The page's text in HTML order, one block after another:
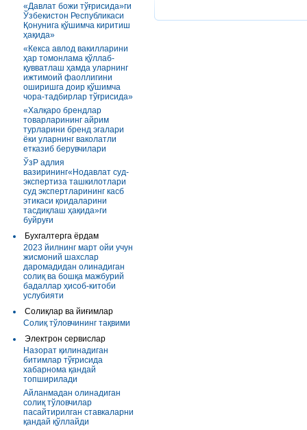
«Давлат божи тўғрисида»ги
Ўзбекистон Республикаси
Қонунига қўшимча киритиш
ҳақида»
«Кекса авлод вакилларини
ҳар томонлама қўллаб-
қувватлаш ҳамда уларнинг
ижтимоий фаоллигини
оширишга доир қўшимча
чора-тадбирлар тўғрисида»
«Халқаро брендлар
товарларининг айрим
турларини бренд эгалари
ёки уларнинг ваколатли
етказиб берувчилари
ЎзР адлия
вазирининг«Нодавлат суд-
экспертиза ташкилотлари
суд экспертларининг касб
этикаси қоидаларини
тасдиқлаш ҳақида»ги
буйруғи
Бухгалтерга ёрдам
2023 йилнинг март ойи учун
жисмоний шахслар
даромадидан олинадиган
солиқ ва бошқа мажбурий
бадаллар ҳисоб-китоби
услубияти
Солиқлар ва йиғимлар
Солиқ тўловчининг тақвими
Электрон сервислар
Назорат қилинадиган
битимлар тўғрисида
хабарнома қандай
топширилади
Айланмадан олинадиган
солиқ тўловчилар
пасайтирилган ставкаларни
қандай қўллайди